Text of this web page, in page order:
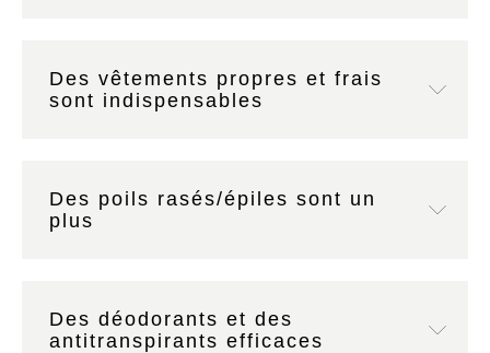
Des vêtements propres et frais
sont indispensables
Des poils rasés/épiles sont un
plus
Des déodorants et des
antitranspirants efficaces